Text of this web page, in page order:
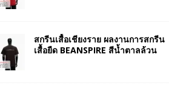
สกรีนเสื้อเชียงราย ผลงานการสกรีน
เสื้อยืด BEANSPIRE สีน้ำตาลล้วน